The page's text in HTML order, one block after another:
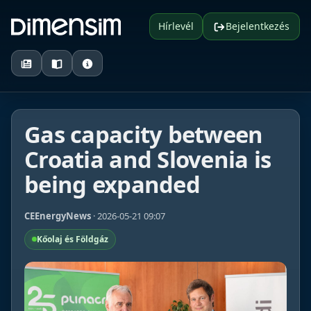
Hírlevél Bejelentkezés
Gas capacity between
Croatia and Slovenia is
being expanded
CEEnergyNews · 2026-05-21 09:07
Kőolaj és Földgáz